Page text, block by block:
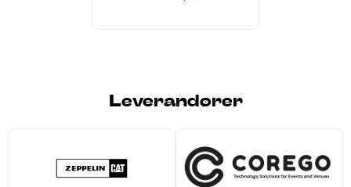
Leverandører